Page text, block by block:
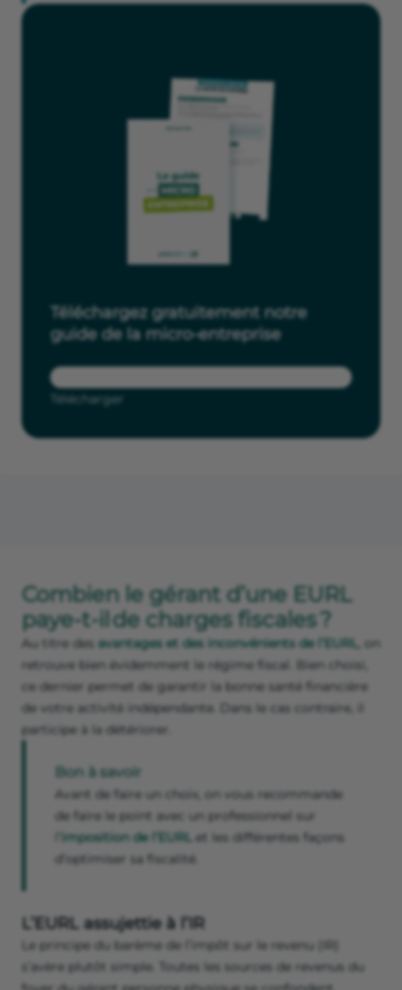
Téléchargez gratuitement notre
guide de la micro-entreprise
Télécharger
Combien le gérant d’une EURL
paye-t-il de charges fiscales ?
Au titre des avantages et des inconvénients de l’EURL, on
retrouve bien évidemment le régime fiscal. Bien choisi,
ce dernier permet de garantir la bonne santé financière
de votre activité indépendante. Dans le cas contraire, il
participe à la détériorer.
Bon à savoir
Avant de faire un choix, on vous recommande
de faire le point avec un professionnel sur
imposition de l’EURL et les différentes façons
d’optimiser sa fiscalité.
L’EURL assujettie à l’IR
Le principe du barème de l’impôt sur le revenu (IR)
s’avère plutôt simple. Toutes les sources de revenus du